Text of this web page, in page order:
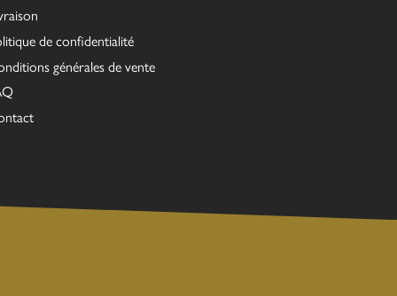
de confidentialité
générales de vente